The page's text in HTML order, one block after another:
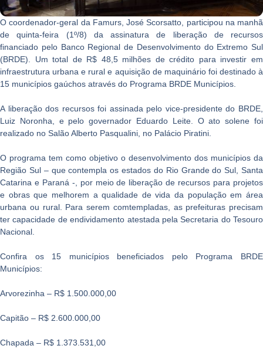
O coordenador-geral da Famurs, José Scorsatto, participou na manhã
de quinta-feira (1º/8) da assinatura de liberação de recursos
financiado pelo Banco Regional de Desenvolvimento do Extremo Sul
(BRDE). Um total de R$ 48,5 milhões de crédito para investir em
infraestrutura urbana e rural e aquisição de maquinário foi destinado à
15 municípios gaúchos através do Programa BRDE Municípios.
A liberação dos recursos foi assinada pelo vice-presidente do BRDE,
Luiz Noronha, e pelo governador Eduardo Leite. O ato solene foi
realizado no Salão Alberto Pasqualini, no Palácio Piratini.
O programa tem como objetivo o desenvolvimento dos municípios da
Região Sul – que contempla os estados do Rio Grande do Sul, Santa
Catarina e Paraná -, por meio de liberação de recursos para projetos
e obras que melhorem a qualidade de vida da população em área
urbana ou rural. Para serem comtempladas, as prefeituras precisam
ter capacidade de endividamento atestada pela Secretaria do Tesouro
Nacional.
Confira os 15 municípios beneficiados pelo Programa BRDE
Municípios:
Arvorezinha – R$ 1.500.000,00
Capitão – R$ 2.600.000,00
Chapada – R$ 1.373.531,00